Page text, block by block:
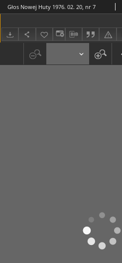
Głos Nowej Huty 1976. 02. 20, nr 7